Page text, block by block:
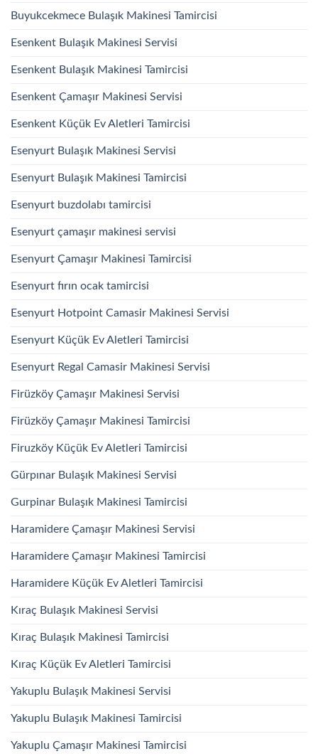
Buyukcekmece Bulaşık Makinesi Tamircisi
Esenkent Bulaşık Makinesi Servisi
Esenkent Bulaşık Makinesi Tamircisi
Esenkent Çamaşır Makinesi Servisi
Esenkent Küçük Ev Aletleri Tamircisi
Esenyurt Bulaşık Makinesi Servisi
Esenyurt Bulaşık Makinesi Tamircisi
Esenyurt buzdolabı tamircisi
Esenyurt çamaşır makinesi servisi
Esenyurt Çamaşır Makinesi Tamircisi
Esenyurt fırın ocak tamircisi
Esenyurt Hotpoint Camasir Makinesi Servisi
Esenyurt Küçük Ev Aletleri Tamircisi
Esenyurt Regal Camasir Makinesi Servisi
Firüzköy Çamaşır Makinesi Servisi
Firüzköy Çamaşır Makinesi Tamircisi
Firuzköy Küçük Ev Aletleri Tamircisi
Gürpınar Bulaşık Makinesi Servisi
Gurpinar Bulaşık Makinesi Tamircisi
Haramidere Çamaşır Makinesi Servisi
Haramidere Çamaşır Makinesi Tamircisi
Haramidere Küçük Ev Aletleri Tamircisi
Kıraç Bulaşık Makinesi Servisi
Kıraç Bulaşık Makinesi Tamircisi
Kıraç Küçük Ev Aletleri Tamircisi
Yakuplu Bulaşık Makinesi Servisi
Yakuplu Bulaşık Makinesi Tamircisi
Yakuplu Çamaşır Makinesi Tamircisi